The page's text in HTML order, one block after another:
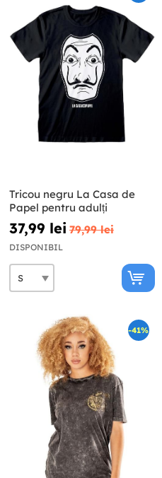
Tricou negru La Casa de
Papel pentru adulți
37,99 lei 79,99 lei
DISPONIBIL
-41%